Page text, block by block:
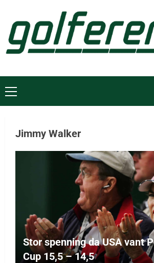
Jimmy Walker
Stor spenning da USA vant
Cup 15,5 – 14,5